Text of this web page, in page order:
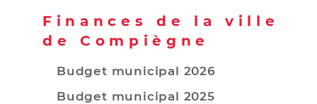
Finances de la ville
de Compiègne
Budget municipal 2026
Budget municipal 2025